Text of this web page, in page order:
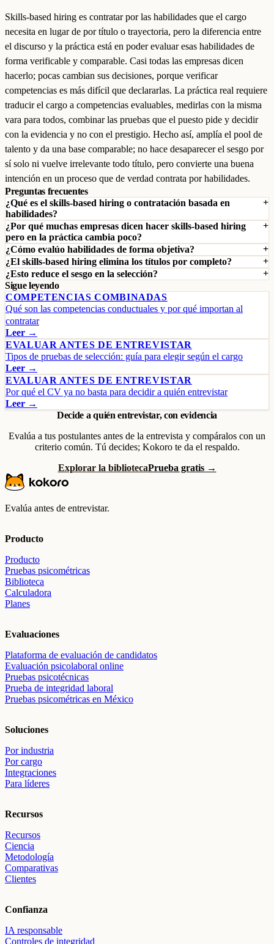
Skills-based hiring es contratar por las habilidades que el cargo
necesita en lugar de por título o trayectoria, pero la diferencia entre
el discurso y la práctica está en poder evaluar esas habilidades de
forma verificable y comparable. Casi todas las empresas dicen
hacerlo; pocas cambian sus decisiones, porque verificar
competencias es más difícil que declararlas. La práctica real requiere
traducir el cargo a competencias evaluables, medirlas con la misma
vara para todos, combinar las pruebas que el puesto pide y decidir
con la evidencia y no con el prestigio. Hecho así, amplía el pool de
talento y da una base comparable; no hace desaparecer el sesgo por
sí solo ni vuelve irrelevante todo título, pero convierte una buena
intención en un proceso que de verdad contrata por habilidades.
Preguntas frecuentes
¿Qué es el skills-based hiring o contratación basada en
habilidades?
¿Por qué muchas empresas dicen hacer skills-based hiring
pero en la práctica cambia poco?
¿Cómo evalúo habilidades de forma objetiva?
¿El skills-based hiring elimina los títulos por completo?
¿Esto reduce el sesgo en la selección?
Sigue leyendo
COMPETENCIAS COMBINADAS
Qué son las competencias conductuales y por qué importan al
contratar
Leer →
EVALUAR ANTES DE ENTREVISTAR
Tipos de pruebas de selección: guía para elegir según el cargo
Leer →
EVALUAR ANTES DE ENTREVISTAR
Por qué el CV ya no basta para decidir a quién entrevistar
Leer →
Decide a quién entrevistar, con evidencia
Evalúa a tus postulantes antes de la entrevista y compáralos con un
criterio común. Tú decides; Kokoro te da el respaldo.
Explorar la bibliotecaPrueba gratis →
Evalúa antes de entrevistar.
Producto
Producto
Pruebas psicométricas
Biblioteca
Calculadora
Planes
Evaluaciones
Plataforma de evaluación de candidatos
Evaluación psicolaboral online
Pruebas psicotécnicas
Prueba de integridad laboral
Pruebas psicométricas en México
Soluciones
Por industria
Por cargo
Integraciones
Para líderes
Recursos
Recursos
Ciencia
Metodología
Comparativas
Clientes
Confianza
IA responsable
Controles de integridad